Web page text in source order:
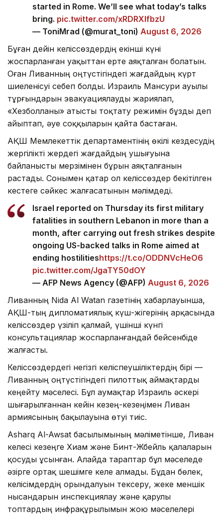
started in Rome. We’ll see what today’s talks
bring. pic.twitter.com/xRDRXlfbzU
— ToniMrad (@murat_toni) August 6, 2026
Бұған дейін келіссөздердің екінші күні
жоспарланған уақыттан ерте аяқталған болатын.
Оған Ливанның оңтүстігіндегі жағдайдың күрт
шиеленісуі себеп болды. Израиль Мансури ауылы
тұрғындарын эвакуациялауды жариялап,
«Хезболланы» атысты тоқтату режимін бұзды деп
айыптап, әуе соққыларын қайта бастаған.
АҚШ Мемлекеттік департаментінің өкілі кездесудің
жергілікті жердегі жағдайдың ушығуына
байланысты мерзімінен бұрын аяқталғанын
растады. Сонымен қатар ол келіссөздер бекітілген
кестеге сәйкес жалғасатынын мәлімдеді.
Israel reported on Thursday its first military
fatalities in southern Lebanon in more than a
month, after carrying out fresh strikes despite
ongoing US-backed talks in Rome aimed at
ending hostilitieshttps://t.co/ODDNVcHeO6
pic.twitter.com/JgaTY50dOY
— AFP News Agency (@AFP) August 6, 2026
Ливанның Nida Al Watan газетінің хабарлауынша,
АҚШ-тың дипломатиялық күш-жігерінің арқасында
келіссөздер үзіліп қалмай, үшінші күнгі
консультациялар жоспарланғандай бейсенбіде
жалғасты.
Келіссөздердегі негізгі келіспеушіліктердің бірі —
Ливанның оңтүстігіндегі пилоттық аймақтарды
кеңейту мәселесі. Бұл аумақтар Израиль әскері
шығарылғаннан кейін кезең-кезеңімен Ливан
армиясының бақылауына өтуі тиіс.
Asharq Al-Awsat басылымының мәліметінше, Ливан
келесі кезеңге Хиам және Бинт-Жбейль қалаларын
қосуды ұсынған. Алайда тараптар бұл мәселеде
әзірге ортақ шешімге келе алмады. Бұдан бөлек,
келісімдердің орындалуын тексеру, жеке меншік
нысандарын инспекциялау және қарулы
топтардың инфрақұрылымын жою мәселелері